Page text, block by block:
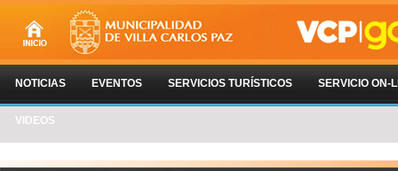
NOTICIAS EVENTOS SERVICIOS TURÍSTICOS SERVICIO ON-
VIDEOS